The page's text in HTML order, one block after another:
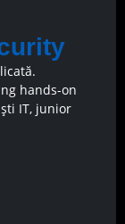
hands-on
IT, junior